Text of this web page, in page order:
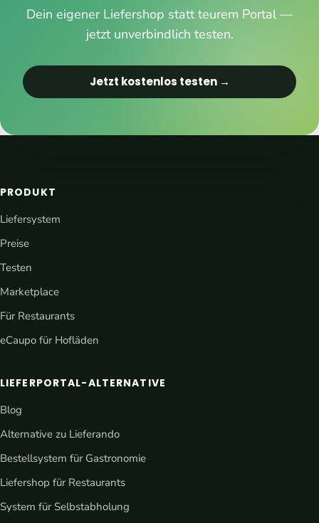
Dein eigener Liefershop statt teurem Portal —
jetzt unverbindlich testen.
Jetzt kostenlos testen →
PRODUKT
Liefersystem
Preise
Testen
Marketplace
Für Restaurants
eCaupo für Hofläden
LIEFERPORTAL-ALTERNATIVE
Blog
Alternative zu Lieferando
Bestellsystem für Gastronomie
Liefershop für Restaurants
System für Selbstabholung